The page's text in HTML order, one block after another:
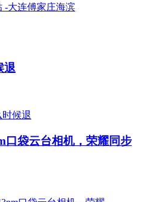
退
口袋云台相机，荣耀同步